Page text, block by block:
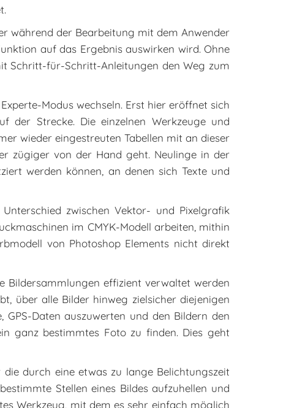
während der Bearbeitung mit dem Anwender
auf das Ergebnis auswirken wird. Ohne
Schritt-für-Schritt-Anleitungen den Weg zum
Modus wechseln. Erst hier eröffnet sich
Strecke. Die einzelnen Werkzeuge und
wieder eingestreuten Tabellen mit an dieser
zügiger von der Hand geht. Neulinge in der
werden können, an denen sich Texte und
zwischen Vektor- und Pixelgrafik
im CMYK-Modell arbeiten, mithin
von Photoshop Elements nicht direkt
Bildersammlungen effizient verwaltet werden
über alle Bilder hinweg zielsicher diejenigen
Daten auszuwerten und den Bildern den
ganz bestimmtes Foto zu finden. Dies geht
durch eine etwas zu lange Belichtungszeit
Stellen eines Bildes aufzuhellen und
Werkzeug, mit dem es sehr einfach möglich